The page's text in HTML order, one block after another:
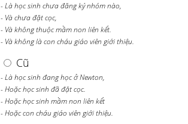
- Là học sinh chưa đăng ký nhóm nào,
- Và chưa đặt cọc,
- Và không thuộc mầm non liên kết.
- Và không là con cháu giáo viên giới thiệu.
Cũ
- Là học sinh đang học ở Newton,
- Hoặc học sinh đã đặt cọc.
- Hoặc học sinh mầm non liên kết
- Hoặc con cháu giáo viên giới thiệu.